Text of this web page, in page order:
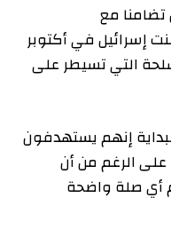
مع
إسرائيل في أكتوبر
التي تسيطر على
إنهم يستهدفون
الرغم من أن
أي صلة واضحة